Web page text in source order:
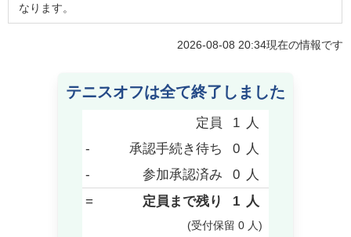
なります。
2026-08-08 20:34現在の情報です
テニスオフは全て終了しました
定員 1 人
-
承認手続き待ち 0 人
-
参加承認済み 0 人
=
定員まで残り 1 人
(受付保留 0 人)